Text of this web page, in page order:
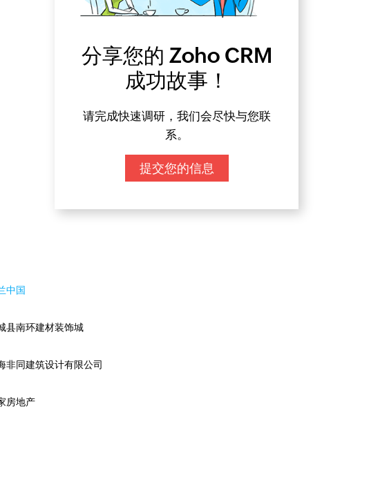
分享您的 Zoho CRM
成功故事！
请完成快速调研，我们会尽快与您联
系。
提交您的信息
中国
县南环建材装饰城
非同建筑设计有限公司
房地产